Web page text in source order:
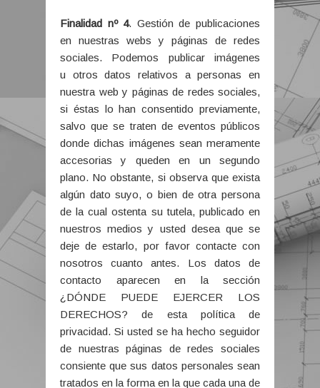
Finalidad nº 4. Gestión de publicaciones
en nuestras webs y páginas de redes
sociales. Podemos publicar imágenes
u otros datos relativos a personas en
nuestra web y páginas de redes sociales,
si éstas lo han consentido previamente,
salvo que se traten de eventos públicos
donde dichas imágenes sean meramente
accesorias y queden en un segundo
plano. No obstante, si observa que exista
algún dato suyo, o bien de otra persona
de la cual ostenta su tutela, publicado en
nuestros medios y usted desea que se
deje de estarlo, por favor contacte con
nosotros cuanto antes. Los datos de
contacto aparecen en la sección
¿DÓNDE PUEDE EJERCER LOS
DERECHOS? de esta política de
privacidad. Si usted se ha hecho seguidor
de nuestras páginas de redes sociales
consiente que sus datos personales sean
tratados en la forma en la que cada una de